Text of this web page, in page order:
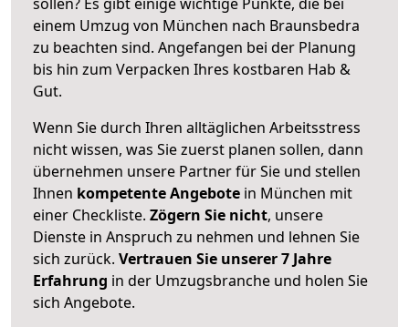
einem Umzug von München nach Braunsbedra
zu beachten sind. Angefangen bei der Planung
bis hin zum Verpacken Ihres kostbaren Hab &
Gut.
Wenn Sie durch Ihren alltäglichen Arbeitsstress
nicht wissen, was Sie zuerst planen sollen, dann
übernehmen unsere Partner für Sie und stellen
Ihnen kompetente Angebote in München mit
einer Checkliste. Zögern Sie nicht, unsere
Dienste in Anspruch zu nehmen und lehnen Sie
sich zurück. Vertrauen Sie unserer 7 Jahre
Erfahrung in der Umzugsbranche und holen Sie
sich Angebote.